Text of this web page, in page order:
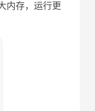
内存，运行更